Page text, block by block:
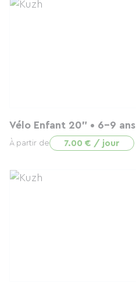
Vélo Enfant 20" • 6-9 ans
À partir de 7.00 € / jour